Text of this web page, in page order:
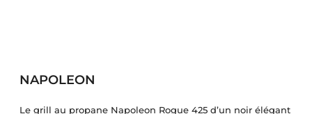
NAPOLEON
Le grill au propane Napoleon Rogue 425 d’un noir élégant